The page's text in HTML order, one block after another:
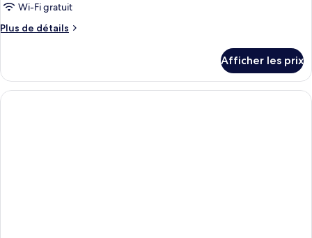
Wi-Fi gratuit
Plus de détails
Plus
Chambre
Afficher les prix